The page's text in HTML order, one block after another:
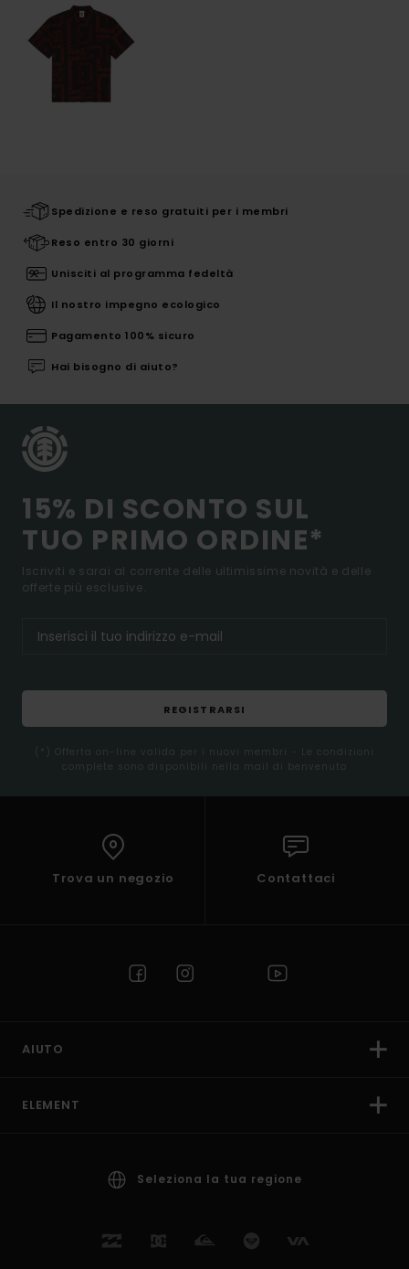
Spedizione e reso gratuiti per i membri
Reso entro 30 giorni
Unisciti al programma fedeltà
Il nostro impegno ecologico
Pagamento 100% sicuro
Hai bisogno di aiuto?
15% DI SCONTO SUL
TUO PRIMO ORDINE*
Iscriviti e sarai al corrente delle ultimissime novità e delle
offerte più esclusive.
REGISTRARSI
(*) Offerta on-line valida per i nuovi membri - Le condizioni
complete sono disponibili nella mail di benvenuto
Trova un negozio Contattaci
AIUTO
ELEMENT
Seleziona la tua regione